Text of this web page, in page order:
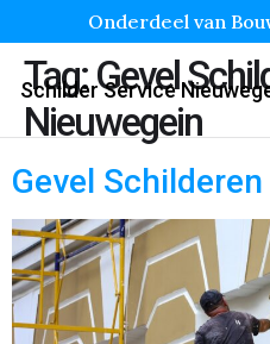
Onderdeel van
Schilder Service
Tag:Gevel
Nieuwegein
Gevel